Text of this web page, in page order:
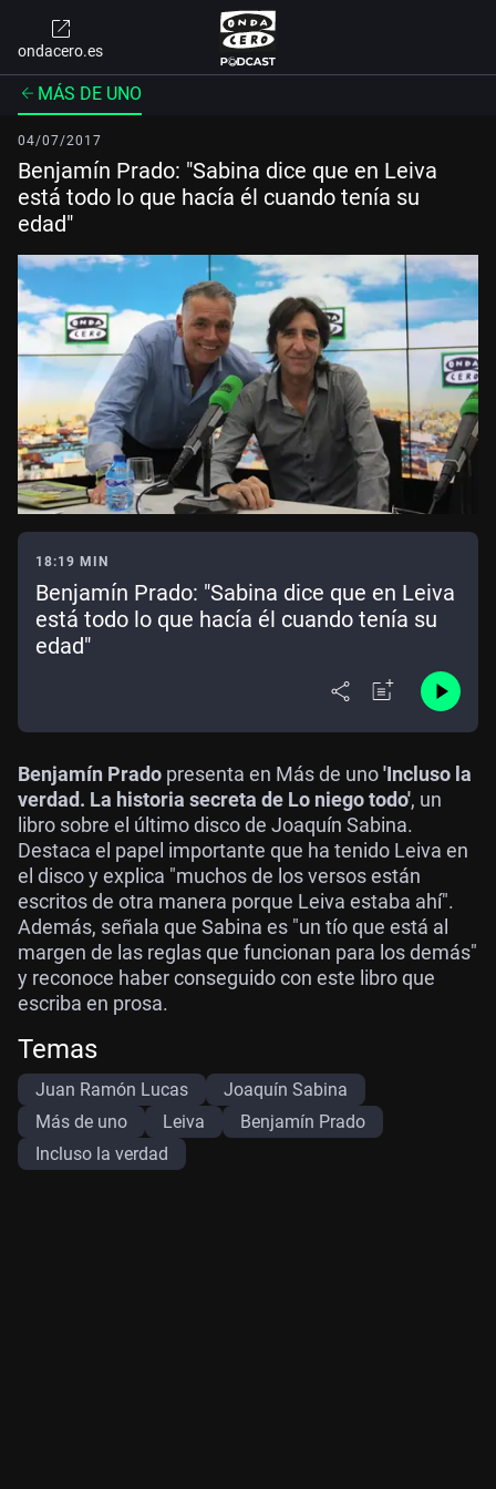
ondacero.es
MÁS DE UNO
04/07/2017
Benjamín Prado: "Sabina dice que en Leiva
está todo lo que hacía él cuando tenía su
edad"
18:19 MIN
Benjamín Prado: "Sabina dice que en Leiva
está todo lo que hacía él cuando tenía su
edad"
Benjamín Prado presenta en Más de uno'Incluso la
verdad. La historia secreta de Lo niego todo', un
libro sobre el último disco de Joaquín Sabina.
Destaca el papel importante que ha tenido Leiva en
el disco y explica "muchos de los versos están
escritos de otra manera porque Leiva estaba ahí".
Además, señala que Sabina es "un tío que está al
margen de las reglas que funcionan para los demás"
y reconoce haber conseguido con este libro que
escriba en prosa.
Temas
Juan Ramón Lucas
Joaquín Sabina
Más de uno
Leiva
Benjamín Prado
Incluso la verdad